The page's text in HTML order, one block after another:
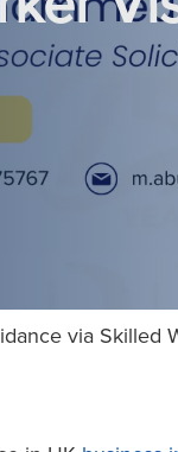
via Skilled